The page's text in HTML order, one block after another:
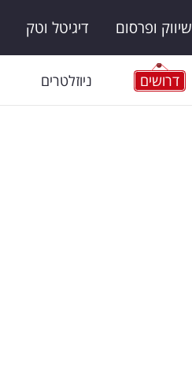
שיווק ופרסום דיגיטל וטק
דרושים ניוזלטרים